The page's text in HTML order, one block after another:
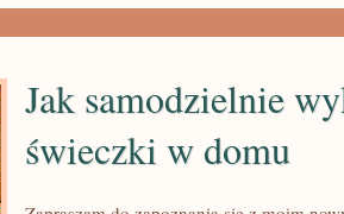
PORADNIK
POCZĄTKUJĄCYCH
Jak samodzielnie
świeczki w domu